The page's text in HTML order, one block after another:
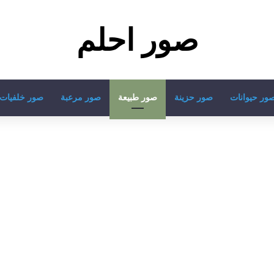
صور احلم
حيوانات صور حزينة صور طبيعة صور مرعبة صور خلفيات